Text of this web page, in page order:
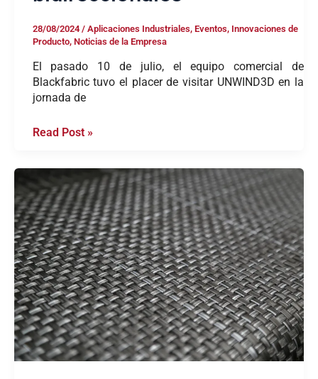
28/08/2024 / Aplicaciones Industriales, Eventos, Innovaciones de
Producto, Noticias de la Empresa
El pasado 10 de julio, el equipo comercial de
Blackfabric tuvo el placer de visitar UNWIND3D en la
jornada de
Read Post »
Mezclando
Poliamida
6
y
fibra
de
vidrio:
rápida
consolidación
para
geometrías
complejas